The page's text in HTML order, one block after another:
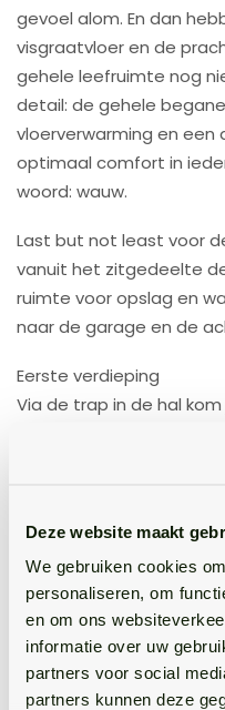
Deze website maakt
We gebruiken cookies
personaliseren, om
en om ons
informatie over uw
partners voor social
partners kunnen deze
gevoel alom. En dan
visgraatvloer en de
gehele leefruimte nog
detail: de gehele
vloerverwarming en een
optimaal comfort in
woord: wauw.
Last but not least voor
vanuit het zitgedeelte
ruimte voor opslag en
naar de garage en de
Eerste verdieping
Via de trap in de hal
de eerste verdieping,
mooie slaapkamers
De grootste twee
volledige lengte aan de
en zijn allebei
meer dan ruim genoeg
slaapkamermeubels.
kinderkamer: check!